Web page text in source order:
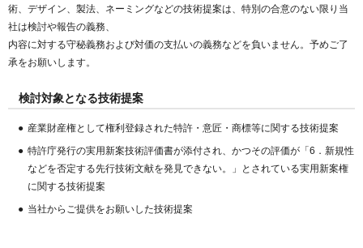
術、デザイン、製法、ネーミングなどの技術提案は、特別の合意のない限り当
社は検討や報告の義務、
内容に対する守秘義務および対価の支払いの義務などを負いません。予めご了
承をお願いします。
検討対象となる技術提案
産業財産権として権利登録された特許・意匠・商標等に関する技術提案
特許庁発行の実用新案技術評価書が添付され、かつその評価が「6．新規性
などを否定する先行技術文献を発見できない。」とされている実用新案権
に関する技術提案
当社からご提供をお願いした技術提案